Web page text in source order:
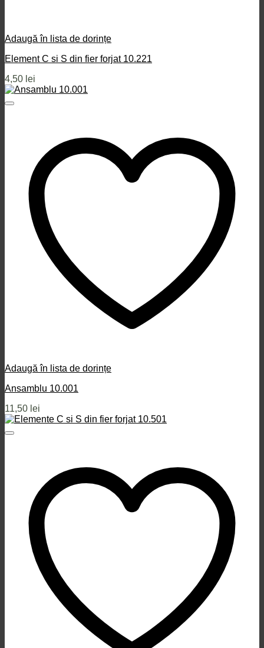
Adaugă în lista de dorințe
Element C si S din fier forjat 10.221
4,50 lei
Adaugă în lista de dorințe
Ansamblu 10.001
11,50 lei